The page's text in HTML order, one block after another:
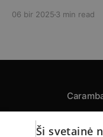
06 bir 2025 3 min read
Privatumo politika
Ši svetainė